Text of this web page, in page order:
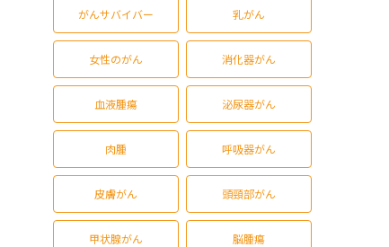
がんサバイバー 乳がん
女性のがん 消化器がん
血液腫瘍 泌尿器がん
肉腫 呼吸器がん
皮膚がん 頭頸部がん
甲状腺がん 脳腫瘍